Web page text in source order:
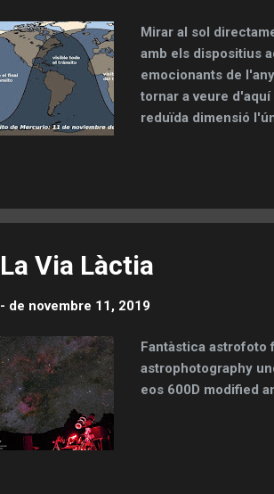
Mirar al sol
amb els dispositius
emocionants de
tornar a veure
reduïda dimensió
Imagen: IGN (vía
unes taquetes
La Via Làctia
- de novembre 11, 2019
Fantàstica astrofoto
astrophotography
eos 600D modified